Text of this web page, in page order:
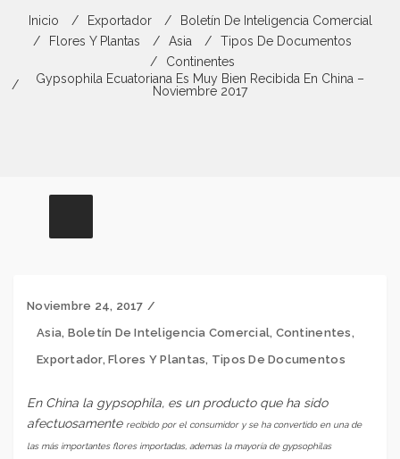
Inicio Exportador
Boletín De Inteligencia Comercial
Flores Y Plantas
Asia
Tipos De Documentos
Continentes
Gypsophila Ecuatoriana Es Muy Bien Recibida En China –
Noviembre 2017
Noviembre 24, 2017
Asia, Boletín De Inteligencia Comercial, Continentes ,
Exportador,Flores Y Plantas, Tipos De Documentos
En China la gypsophila, es un producto que ha sido
afectuosamente recibido por el consumidor y se ha convertido en una de
las más importantes flores importadas, ademas la mayoría de gypsophilas